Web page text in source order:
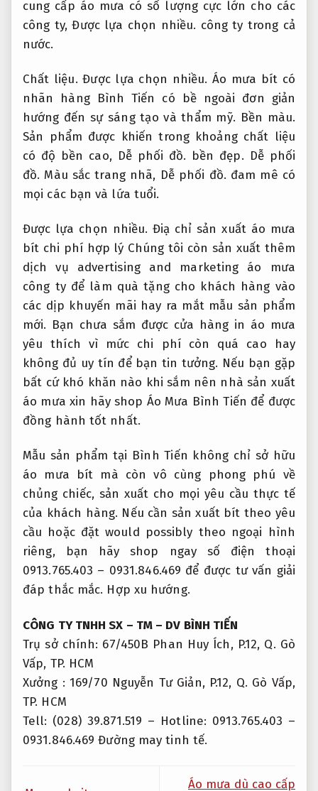
cung cấp áo mưa có số lượng cực lớn cho các
công ty,Được lựa chọn nhiều. công ty trong cả
nước.
Chất liệu. Được lựa chọn nhiều. Áo mưa bít có
nhãn hàng Bình Tiến có bề ngoài đơn giản
hướng đến sự sáng tạo và thẩm mỹ. Bền màu.
Sản phẩm được khiến trong khoảng chất liệu
có độ bền cao, Dễ phối đồ. bền đẹp. Dễ phối
đồ. Màu sắc trang nhã, Dễ phối đồ. đam mê có
mọi các bạn và lứa tuổi.
Được lựa chọn nhiều. Điạ chỉ sản xuất áo mưa
bít chi phí hợp lý Chúng tôi còn sản xuất thêm
dịch vụ advertising and marketing áo mưa
công ty để làm quà tặng cho khách hàng vào
các dịp khuyến mãi hay ra mắt mẫu sản phẩm
mới. Bạn chưa sắm được cửa hàng in áo mưa
yêu thích vì mức chi phí còn quá cao hay
không đủ uy tín để bạn tin tưởng. Nếu bạn gặp
bất cứ khó khăn nào khi sắm nên nhà sản xuất
áo mưa xin hãy shop Áo Mưa Bình Tiến để được
đồng hành tốt nhất.
Mẫu sản phẩm tại Bình Tiến không chỉ sở hữu
áo mưa bít mà còn vô cùng phong phú về
chủng chiếc, sản xuất cho mọi yêu cầu thực tế
của khách hàng. Nếu cần sản xuất bít theo yêu
cầu hoặc đặt would possibly theo ngoại hình
riêng, bạn hãy shop ngay số điện thoại
0913.765.403 – 0931.846.469 để được tư vấn giải
đáp thắc mắc. Hợp xu hướng.
CÔNG TY TNHH SX – TM – DV BÌNH TIẾN
Trụ sở chính: 67/450B Phan Huy Ích, P.12, Q. Gò
Vấp, TP. HCM
Xưởng : 169/70 Nguyễn Tư Giản, P.12, Q. Gò Vấp,
TP. HCM
Tell: (028) 39.871.519 – Hotline: 0913.765.403 –
0931.846.469Đường may tinh tế.
Áo mưa dù cao cấp